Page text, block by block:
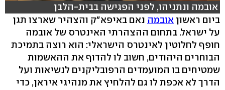
אובמה ונתניהו, לפני הפגישה בבית-הלבן
ביום ראשון אובמה נאם באיפא"ק והצהיר שארצו תגן
על ישראל. בתחום ההצהרתי האינטרס של אובמה
חופף לחלוטין לאינטרס הישראלי: הוא רוצה בתמיכת
הבוחרים היהודים, חשוב לו להדוף את ההאשמות
שמטיחים בו המועמדים הרפובליקנים לנשיאות ועל
הדרך לא אכפת לו גם להלחיץ את מנהיגי איראן, כדי